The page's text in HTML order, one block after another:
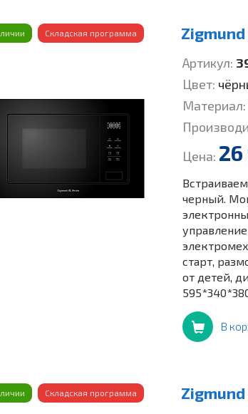
Складская программа
Артикул:
Цвет:
Материал:
Цена:
черный.
старт,
от детей,
В
Складская программа